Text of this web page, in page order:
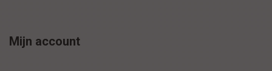
Mijn account